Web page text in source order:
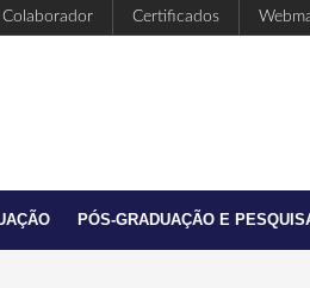
Certificados
PÓS-GRADUAÇÃO E